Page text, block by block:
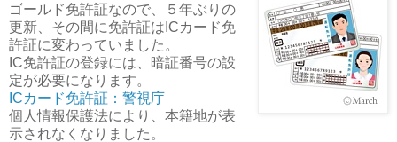
ゴールド免許証なので、５年ぶりの
更新、その間に免許証はICカード免
許証に変わっていました。
IC免許証の登録には、暗証番号の設
定が必要になります。
ICカード免許証：警視庁
個人情報保護法により、本籍地が表
示されなくなりました。